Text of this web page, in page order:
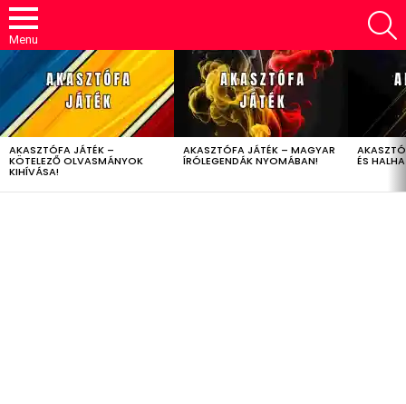
Menu
LATEST
STORIES
AKASZTÓFA JÁTÉK –
KÖTELEZŐ OLVASMÁNYOK
KIHÍVÁSA!
AKASZTÓFA JÁTÉK – MAGYAR
ÍRÓLEGENDÁK NYOMÁBAN! ÉS